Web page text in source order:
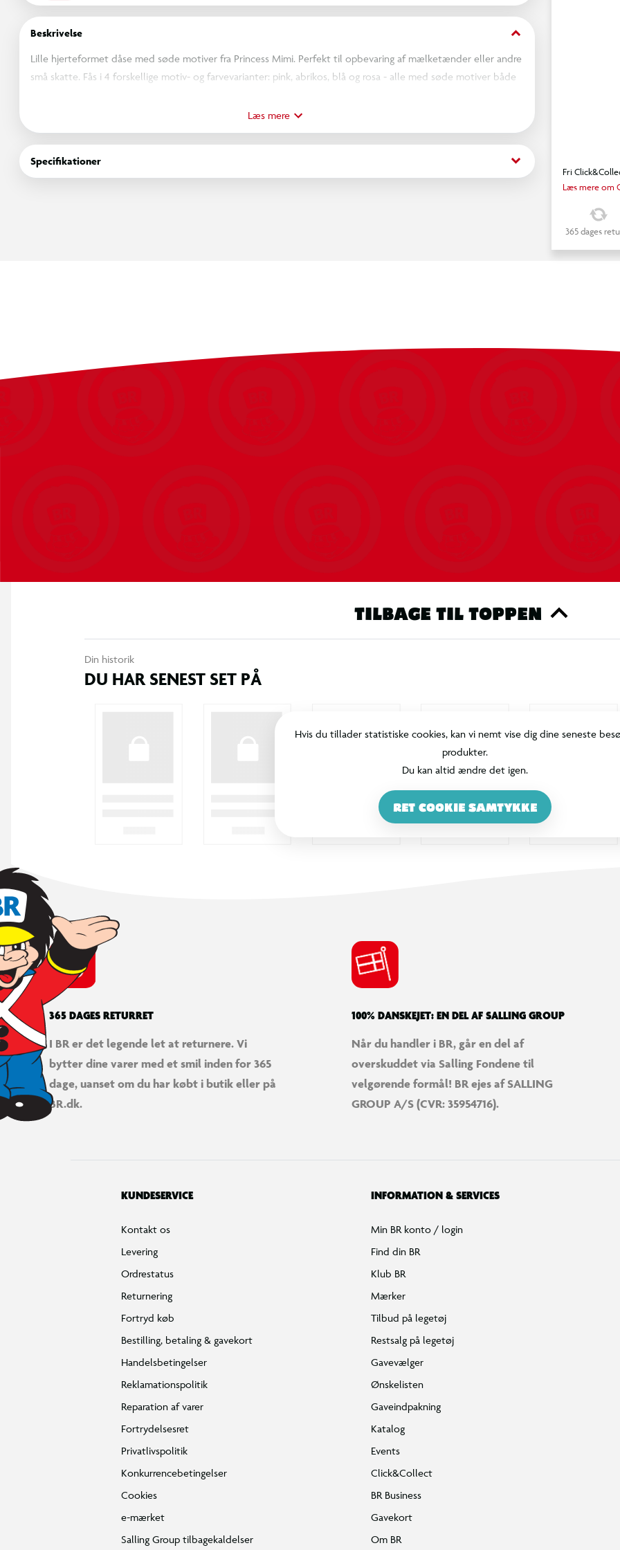
Beskrivelse keyboard_arrow_down
Lille hjerteformet dåse med søde motiver fra Princess Mimi. Perfekt til opbevaring af mælketænder eller andre
små skatte. Fås i 4 forskellige motiv- og farvevarianter: pink, abrikos, blå og rosa - alle med søde motiver både
OBS! Varen er assorteret, og bestemt variant kan ikke garanteres
Læs mere
Specifikationer keyboard_arrow_down
Fri
Læs mere om
365 dages
TILBAGE TIL TOPPEN
Din historik
DU HAR SENEST SET PÅ
Hvis du tillader statistiske cookies, kan vi nemt vise dig dine seneste
produkter.
Du kan altid ændre det igen.
RET COOKIE SAMTYKKE
365 DAGES RETURRET
I BR er det legende let at returnere. Vi
bytter dine varer med et smil inden for 365
dage, uanset om du har købt i butik eller på
BR.dk.
100% DANSKEJET: EN DEL AF SALLING GROUP
Når du handler i BR, går en del af
overskuddet via Salling Fondene til
velgørende formål! BR ejes af SALLING
GROUP A/S (CVR: 35954716).
KUNDESERVICE
Kontakt os
Levering
Ordrestatus
Returnering
Fortryd køb
Bestilling, betaling & gavekort
Handelsbetingelser
Reklamationspolitik
Reparation af varer
Fortrydelsesret
Privatlivspolitik
Konkurrencebetingelser
Cookies
e-mærket
Salling Group tilbagekaldelser
INFORMATION & SERVICES
Min BR konto / login
Find din BR
Klub BR
Mærker
Tilbud på legetøj
Restsalg på legetøj
Gavevælger
Ønskelisten
Gaveindpakning
Katalog
Events
Click&Collect
BR Business
Gavekort
Om BR